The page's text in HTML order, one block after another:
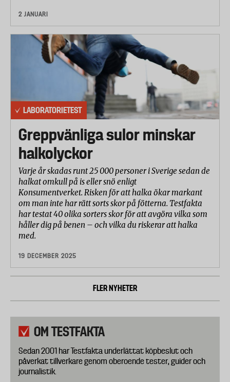
2 JANUARI
LABORATORIETEST
Greppvänliga sulor minskar
halkolyckor
Varje år skadas runt 25 000 personer i Sverige sedan de
halkat omkull på is eller snö enligt
Konsumentverket. Risken för att halka ökar markant
om man inte har rätt sorts skor på fötterna. Testfakta
har testat 40 olika sorters skor för att avgöra vilka som
håller dig på benen – och vilka du riskerar att halka
med.
19 DECEMBER 2025
FLER NYHETER
OM TESTFAKTA
Sedan 2001 har Testfakta underlättat köpbeslut och
påverkat tillverkare genom oberoende tester, guider och
journalistik.